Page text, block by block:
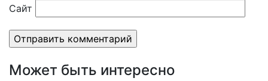
Сайт
Может быть интересно